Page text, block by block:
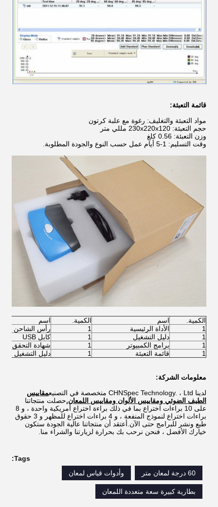
قائمة التعبئة:
مواد التعبئة والتغليف: رغوة مع علبة كرتون
حجم التعبئة: 230x220x120 مللي متر
وزن التعبئة: 0.56 كلغ
وقت التسليم: 1-5 أيام عمل حسب النوع والجودة المطلوبة.
الكمية. اسم الكمية.
اسم
1
الأداة الرئيسية 1
رأس الشاحن
1
دليل التشغيل 1
كابل USB
1
برامج الكمبيوتر 1
شهادة التحقق
1
قائمة التعبئة 1 دليل التشغيل
معلومات الشركة:
لدينا CHNSpec Technology. ، Ltd متخصصة في التصنيع
مقاييس
الطيف الضوئي ومقاييس الألوان ومقاييس اللمعان.حصلت منتجاتنا
على 10 براءات اختراع بما في ذلك براءة اختراع أمريكية واحدة ، و 8
براءات اختراع لنموذج المنفعة ، و 4 براءات اختراع للمظهر و 3 حقوق
طبع ونشر للبرامج حتى الآن.أعتقد أن منتجاتنا عالية الجودة ستكون
خيارك الأفضل ، فنحن نرحب بك بحرارة لزيارتنا والشراء منا.
Tags:
60 درجة لمعان متر
وأدوات قياس لمعان
بطارية كبيرة سعة متعددة اللمعان